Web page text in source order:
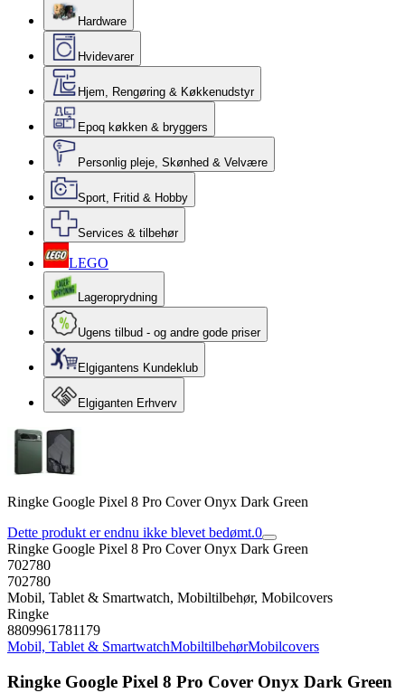
Hardware
Hvidevarer
Hjem, Rengøring & Køkkenudstyr
Epoq køkken & bryggers
Personlig pleje, Skønhed & Velvære
Sport, Fritid & Hobby
Services & tilbehør
LEGO
Lageroprydning
Ugens tilbud - og andre gode priser
Elgigantens Kundeklub
Elgiganten Erhverv
Ringke Google Pixel 8 Pro Cover Onyx Dark Green
Dette produkt er endnu ikke blevet bedømt.0
Ringke Google Pixel 8 Pro Cover Onyx Dark Green
702780
702780
Mobil, Tablet & Smartwatch, Mobiltilbehør, Mobilcovers
Ringke
8809961781179
Mobil, Tablet & SmartwatchMobiltilbehørMobilcovers
Ringke Google Pixel 8 Pro Cover Onyx Dark Green